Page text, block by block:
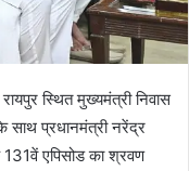
स्थित मुख्यमंत्री निवास
साथ प्रधानमंत्री नरेंद्र
131वें एपिसोड का श्रवण